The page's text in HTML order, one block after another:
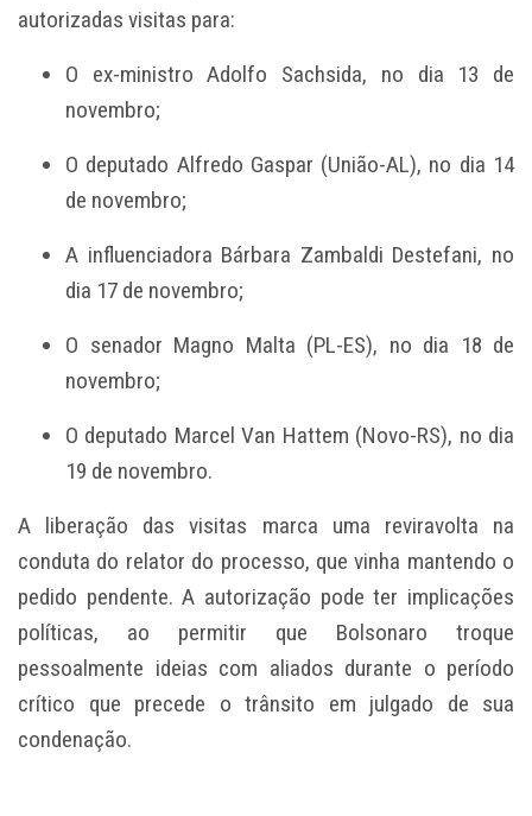
autorizadas visitas para:
O ex-ministroAdolfo Sachsida, no dia 13 de
novembro;
O deputado Alfredo Gaspar (União-AL), no dia 14
de novembro;
A influenciadora Bárbara Zambaldi Destefani, no
dia 17 de novembro;
O senador Magno Malta (PL-ES), no dia 18 de
novembro;
O deputado Marcel Van Hattem (Novo-RS), no dia
19 de novembro.
A liberação das visitas marca uma reviravolta na
conduta do relator do processo, que vinha mantendo o
pedido pendente. A autorização pode ter implicações
políticas, ao permitir que Bolsonaro troque
pessoalmente ideias com aliados durante o período
crítico que precede o trânsito em julgado de sua
condenação.